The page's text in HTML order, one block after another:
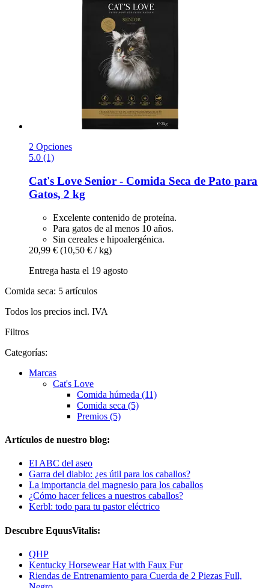
2 Opciones
5.0 (1)
Cat's Love Senior -​ Comida Seca de Pato para
Gatos, 2 kg
Excelente contenido de proteína.
Para gatos de al menos 10 años.
Sin cereales e hipoalergénica.
20,99 € (10,50 € / kg)
Entrega hasta el 19 agosto
Comida seca: 5 artículos
Todos los precios incl. IVA
Filtros
Categorías:
Marcas
Cat's Love
Comida húmeda (11)
Comida seca (5)
Premios (5)
Artículos de nuestro blog:
El ABC del aseo
Garra del diablo: ¿es útil para los caballos?
La importancia del magnesio para los caballos
¿Cómo hacer felices a nuestros caballos?
Kerbl: todo para tu pastor eléctrico
Descubre EquusVitalis:
QHP
Kentucky Horsewear Hat with Faux Fur
Riendas de Entrenamiento para Cuerda de 2 Piezas Full,